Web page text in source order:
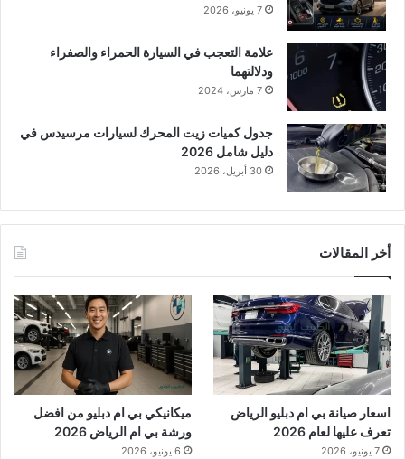
7 يونيو، 2026
علامة التعجب في السيارة الحمراء والصفراء
ودلالتهما
7 مارس، 2024
جدول كميات زيت المحرك لسيارات مرسيدس في
دليل شامل 2026
30 أبريل، 2026
أخر المقالات
اسعار صيانة بي ام دبليو الرياض
تعرف عليها لعام 2026
7 يونيو، 2026
ميكانيكي بي ام دبليو من افضل
ورشة بي ام الرياض 2026
6 يونيو، 2026